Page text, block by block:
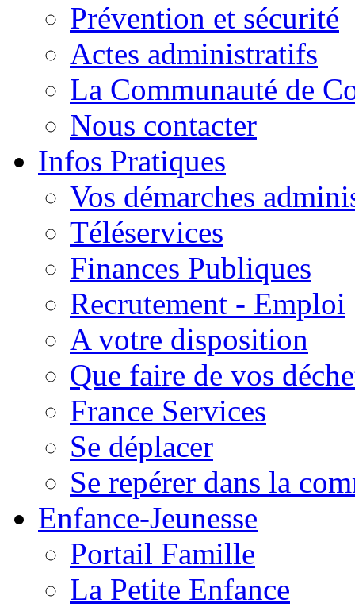
Prévention et sécurité
Actes administratifs
La Communauté de
Nous contacter
Infos Pratiques
Vos démarches
Téléservices
Finances Publiques
Recrutement - Emploi
A votre disposition
Que faire de vos
France Services
Se déplacer
Se repérer dans la
Enfance-Jeunesse
Portail Famille
La Petite Enfance